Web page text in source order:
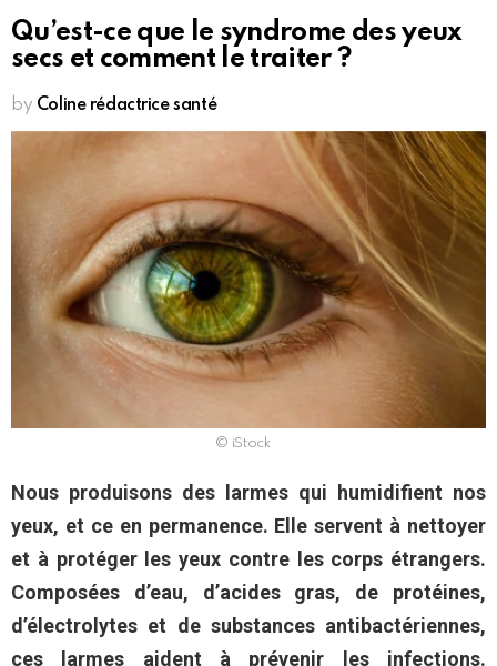
Qu’est-ce que le syndrome des yeux
secs et comment le traiter ?
by Coline rédactrice santé
© iStock
Nous produisons des larmes qui humidifient nos
yeux, et ce en permanence. Elle servent à nettoyer
et à protéger les yeux contre les corps étrangers.
Composées d’eau, d’acides gras, de protéines,
d’électrolytes et de substances antibactériennes,
ces larmes aident à prévenir les infections.